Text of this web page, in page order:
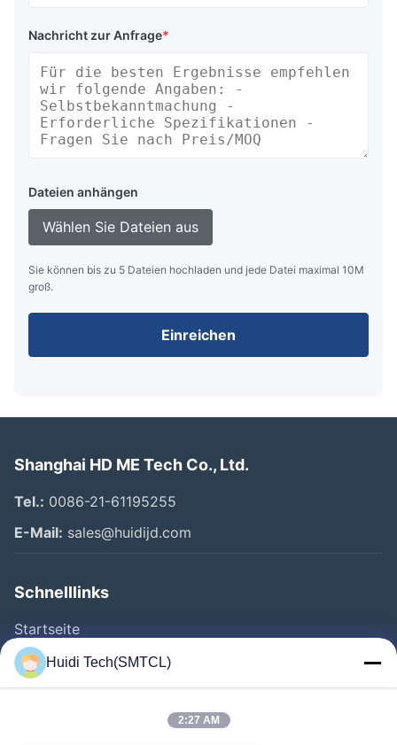
Nachricht zur Anfrage*
Dateien anhängen
Wählen Sie Dateien aus
Sie können bis zu 5 Dateien hochladen und jede Datei maximal 10M
groß.
Einreichen
Shanghai HD ME Tech Co., Ltd.
Tel.: 0086-21-61195255
E-Mail: sales@huidijd.com
Schnelllinks
Startseite
Produkte
Videos
Huidi Tech(SMTCL)
2:27 AM